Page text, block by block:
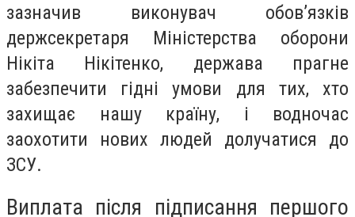
зазначив виконувач обов’язків
держсекретаря Міністерства оборони
Нікіта Нікітенко, держава прагне
забезпечити гідні умови для тих, хто
захищає нашу країну, і водночас
заохотити нових людей долучатися до
ЗСУ.
Виплата після підписання першого